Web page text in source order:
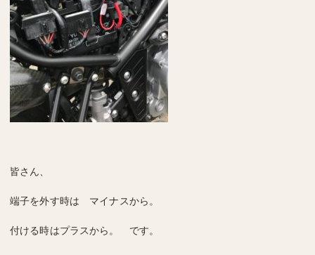
皆さん、
端子を外す時は マイナスから。
付ける時はプラスから。 です。